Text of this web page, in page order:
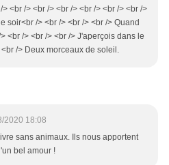
<br /> <br /> <br /> <br /> <br /> <br />
soir<br /> <br /> <br /> <br /> Quand
<br /> <br /> <br /> J'aperçois dans le
/> Deux morceaux de soleil.
2020 18:08
sans animaux. Ils nous apportent
bel amour !